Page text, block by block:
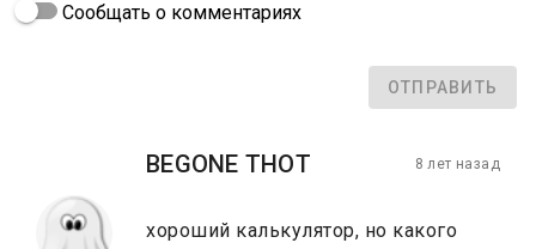
Сообщать о комментариях
ОТПРАВИТЬ
BEGONE THOT 8 лет назад
хороший калькулятор, но какого